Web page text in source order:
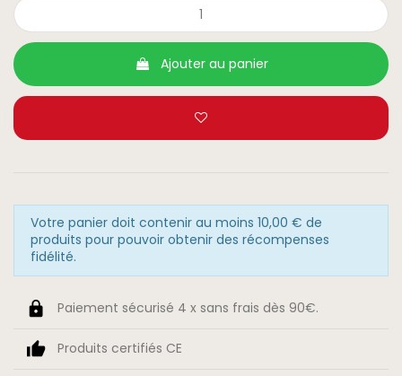
Ajouter au panier
Votre panier doit contenir au moins 10,00 € de
produits pour pouvoir obtenir des récompenses
fidélité.
Paiement sécurisé 4 x sans frais dès 90€.
Produits certifiés CE